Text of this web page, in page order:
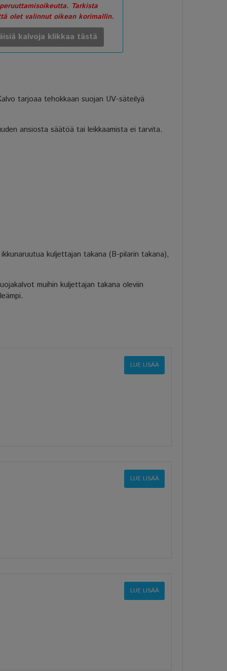
Tarkista
olet valinnut oikean korimallin.
kalvoja klikkaa tästä
tarjoaa tehokkaan suojan UV-säteilyä
ansiosta säätöä tai leikkaamista ei tarvita.
kuljettajan takana (B-pilarin takana),
muihin kuljettajan takana oleviin
LUE LISÄÄ
LUE LISÄÄ
LUE LISÄÄ